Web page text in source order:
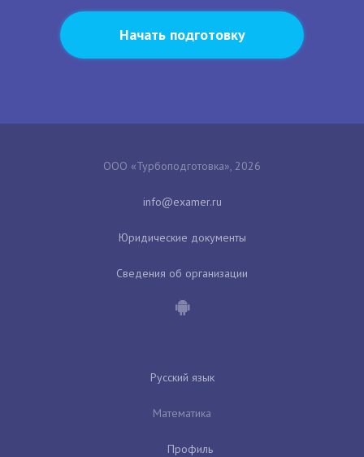
Начать подготовку
ООО «Турбоподготовка», 2026
Юридические документы
Сведения об организации
Русский язык
Математика
Профиль